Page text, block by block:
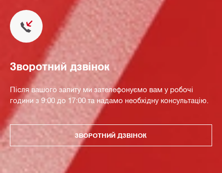
Зворотний дзвінок
Після вашого запиту ми зателефонуємо вам у робочі
години з 9:00 до 17:00 та надамо необхідну консультацію.
ЗВОРОТНИЙ ДЗВІНОК